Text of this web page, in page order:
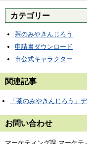
カテゴリー
茶のみやきんじろう
申請書ダウンロード
市公式キャラクター
関連記事
「茶のみやきんじろう」
お問い合わせ